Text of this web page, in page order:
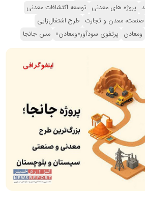
پروژه های معدنی توسعه اکتشافات معدنی
صنعت، معدن و تجارت طرح‌ اشتغال‌زایی
ومعادن پرتفوی سودآور«ومعادن» مس جانجا